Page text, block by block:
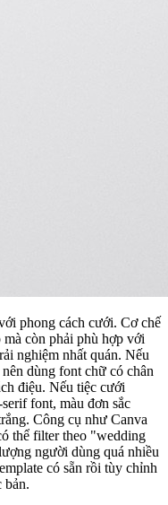
phong cách cưới. Cơ chế
còn phải phù hợp với
nghiệm nhất quán. Nếu
dùng font chữ có chân
điệu. Nếu tiệc cưới
font, màu đơn sắc
Công cụ như Canva
thể filter theo "wedding
người dùng quá nhiều
có sẵn rồi tùy chỉnh
bản.